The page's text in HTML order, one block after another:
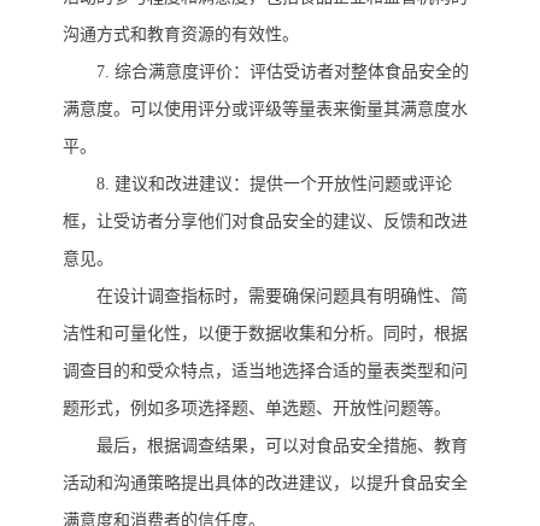
沟通方式和教育资源的有效性。
7. 综合满意度评价：评估受访者对整体食品安全的
满意度。可以使用评分或评级等量表来衡量其满意度水
平。
8. 建议和改进建议：提供一个开放性问题或评论
框，让受访者分享他们对食品安全的建议、反馈和改进
意见。
在设计调查指标时，需要确保问题具有明确性、简
洁性和可量化性，以便于数据收集和分析。同时，根据
调查目的和受众特点，适当地选择合适的量表类型和问
题形式，例如多项选择题、单选题、开放性问题等。
最后，根据调查结果，可以对食品安全措施、教育
活动和沟通策略提出具体的改进建议，以提升食品安全
满意度和消费者的信任度。